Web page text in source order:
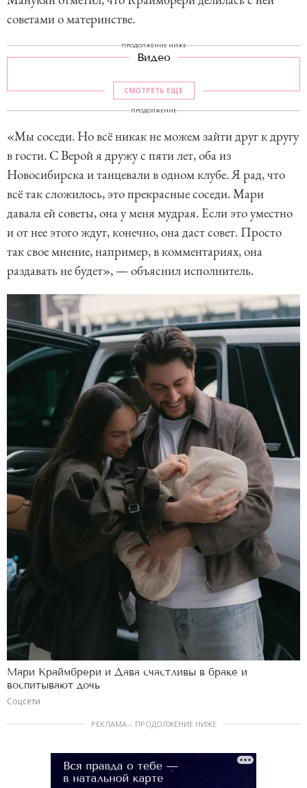
советами о материнстве.
ПРОДОЛЖЕНИЕ НИЖЕ
Видео
СМОТРЕТЬ ЕЩЕ
ПРОДОЛЖЕНИЕ
«Мы соседи. Но всё никак не можем зайти друг к другу
в гости. С Верой я дружу с пяти лет, оба из
Новосибирска и танцевали в одном клубе. Я рад, что
всё так сложилось, это прекрасные соседи. Мари
давала ей советы, она у меня мудрая. Если это уместно
и от нее этого ждут, конечно, она даст совет. Просто
так свое мнение, например, в комментариях, она
раздавать не будет», — объяснил исполнитель.
Мари Краймбрери и Дава счастливы в браке и
воспитывают дочь
Соцсети
РЕКЛАМА – ПРОДОЛЖЕНИЕ НИЖЕ